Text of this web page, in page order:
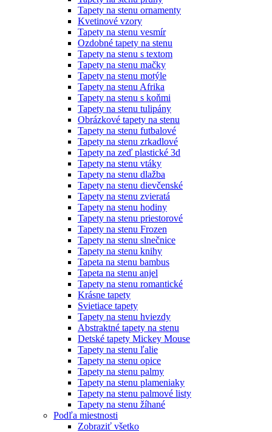
Tapety na stenu ornamenty
Kvetinové vzory
Tapety na stenu vesmír
Ozdobné tapety na stenu
Tapety na stenu s textom
Tapety na stenu mačky
Tapety na stenu motýle
Tapety na stenu Afrika
Tapety na stenu s koňmi
Tapety na stenu tulipány
Obrázkové tapety na stenu
Tapety na stenu futbalové
Tapety na stenu zrkadlové
Tapety na zeď plastické 3d
Tapety na stenu vtáky
Tapety na stenu dlažba
Tapety na stenu dievčenské
Tapety na stenu zvieratá
Tapety na stenu hodiny
Tapety na stenu priestorové
Tapety na stenu Frozen
Tapety na stenu slnečnice
Tapety na stenu knihy
Tapeta na stenu bambus
Tapeta na stenu anjel
Tapety na stenu romantické
Krásne tapety
Svietiace tapety
Tapety na stenu hviezdy
Abstraktné tapety na stenu
Detské tapety Mickey Mouse
Tapety na stenu ľalie
Tapety na stenu opice
Tapety na stenu palmy
Tapety na stenu plameniaky
Tapety na stenu palmové listy
Tapety na stenu žíhané
Podľa miestnosti
Zobraziť všetko